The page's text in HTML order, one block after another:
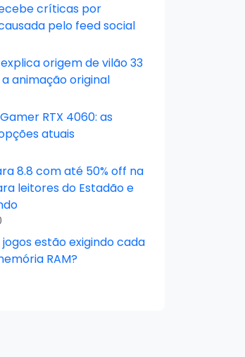
críticas por
pelo feed social
origem de vilão 33
animação original
RTX 4060: as
atuais
8.8 com até 50% off na
leitores do Estadão e
jogos estão exigindo cada
RAM?